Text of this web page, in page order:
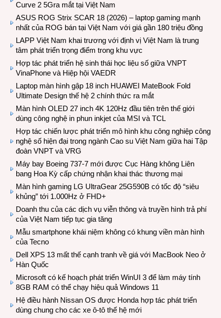
Curve 2 5Gra mắt tại Việt Nam
ASUS ROG Strix SCAR 18 (2026) – laptop gaming mạnh
nhất của ROG bán tại Việt Nam với giá gần 180 triệu đồng
LAPP Việt Nam khai trương với định vị Việt Nam là trung
tâm phát triển trọng điểm trong khu vực
Hợp tác phát triển hệ sinh thái học liệu số giữa VNPT
VinaPhone và Hiệp hội VAEDR
Laptop màn hình gập 18 inch HUAWEI MateBook Fold
Ultimate Design thế hệ 2 chính thức ra mắt
Màn hình OLED 27 inch 4K 120Hz đầu tiên trên thế giới
dùng công nghệ in phun inkjet của MSI và TCL
Hợp tác chiến lược phát triển mô hình khu công nghiệp công
nghệ số hiện đại trong ngành Cao su Việt Nam giữa hai Tập
đoàn VNPT và VRG
Máy bay Boeing 737-7 mới được Cục Hàng không Liên
bang Hoa Kỳ cấp chứng nhận khai thác thương mại
Màn hình gaming LG UltraGear 25G590B có tốc độ “siêu
khủng” tới 1.000Hz ở FHD+
Doanh thu của các dịch vụ viễn thông và truyền hình trả phí
của Việt Nam tiếp tục gia tăng
Mẫu smartphone khái niệm không có khung viền màn hình
của Tecno
Dell XPS 13 mất thế cạnh tranh về giá với MacBook Neo ở
Hàn Quốc
Microsoft có kế hoạch phát triển WinUI 3 để làm máy tính
8GB RAM có thể chạy hiệu quả Windows 11
Hệ điều hành Nissan OS được Honda hợp tác phát triển
dùng chung cho các xe ô-tô thế hệ mới